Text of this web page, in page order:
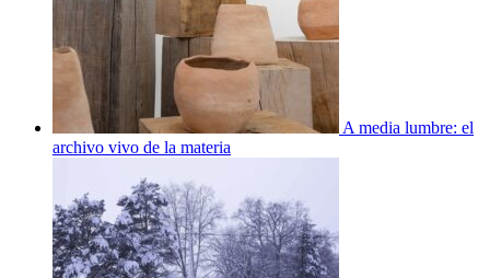
A media lumbre: el
archivo vivo de la materia